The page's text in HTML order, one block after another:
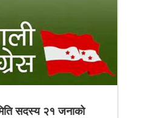
सदस्य २१ जनाको